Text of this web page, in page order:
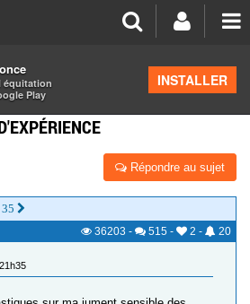
équitation
Play
INSTALLER
RETOURS
Répondre au sujet
35
36203 - 515 - 2 -
20